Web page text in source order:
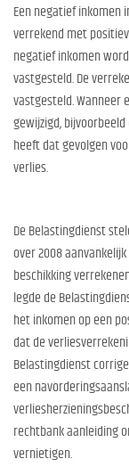
Een negatief inkomen
verrekend met
negatief inkomen
vastgesteld. De
vastgesteld.
gewijzigd,
heeft dat gevolgen
verlies.
De Belastingdienst
over 2008
beschikking
legde de
het inkomen op een
dat de
Belastingdienst
een
rechtbank aanleiding
vernietigen.